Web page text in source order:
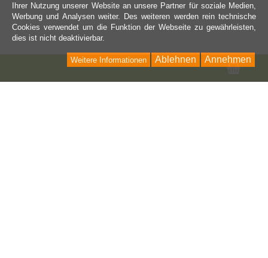
Ihrer Nutzung unserer Website an unsere Partner für soziale Medien,
Werbung und Analysen weiter. Des weiteren werden rein technische
Cookies verwendet um die Funktion der Webseite zu gewährleisten,
dies ist nicht deaktivierbar.
Annehmen
Ablehnen
Weitere Informationen